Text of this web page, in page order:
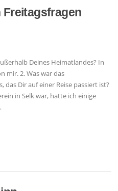
Freitagsfragen
Deines Heimatlandes? In
mir. 2. Was war das
Dir auf einer Reise passiert ist?
in Selk war, hatte ich einige